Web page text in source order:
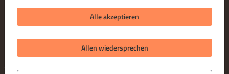
ZAHLUNGSARTEN BEI ABHOLUNG
© 2026 Zamazingo Pizza
Alle akzeptieren
Allen wiedersprechen